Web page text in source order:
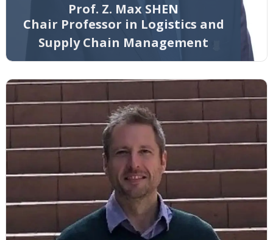
Prof. Z. Max SHEN
Chair Professor in Logistics and
Supply Chain Management